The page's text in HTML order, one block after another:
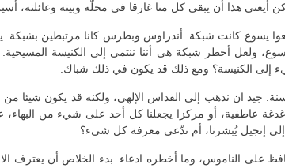
هذا أن يبقى كل منا غارقا في محلّه وبيته وعائلته،
يسوع كانت شبكة. أندراوس وبطرس كانا مرتبطين
ولعل أخطر شبكة هي أننا ننتمي إلى الكنيسة المسيحية.
إلى الكنيسة؟ ومع ذلك قد يكون في ذلك شباك.
جيد ان نذهب إلى القداس الإلهي، ولكنه قد يكون شيئا من
عاطفية، أو مركزا يجعلنا كل أحد على شيء من
إنجيل يُبشرنا، أم ندّعي معرفة كل شيء؟
على الناموس، وما أخطره ادعاء. بدء الخلاص أن يعترف